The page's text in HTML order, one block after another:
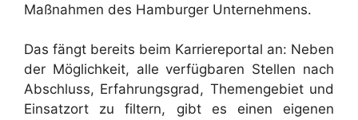
Maßnahmen des Hamburger Unternehmens.
Das fängt bereits beim Karriereportal an: Neben
der Möglichkeit, alle verfügbaren Stellen nach
Abschluss, Erfahrungsgrad, Themengebiet und
Einsatzort zu filtern, gibt es einen eigenen